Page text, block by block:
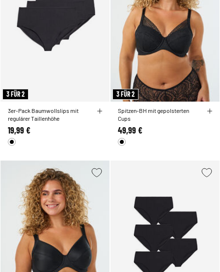
3 FÜR 2
3er-Pack Baumwollslips mit
regulärer Taillenhöhe
19,99 €
3 FÜR 2
Spitzen-BH mit gepolsterten
Cups
49,99 €